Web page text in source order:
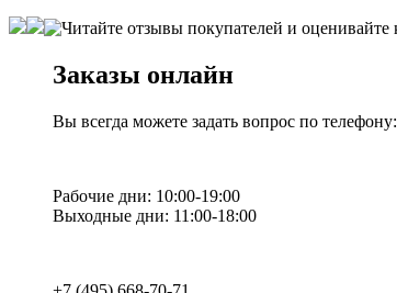
Заказы онлайн
Вы всегда можете задать вопрос по телефону:
Рабочие дни: 10:00-19:00
Выходные дни: 11:00-18:00